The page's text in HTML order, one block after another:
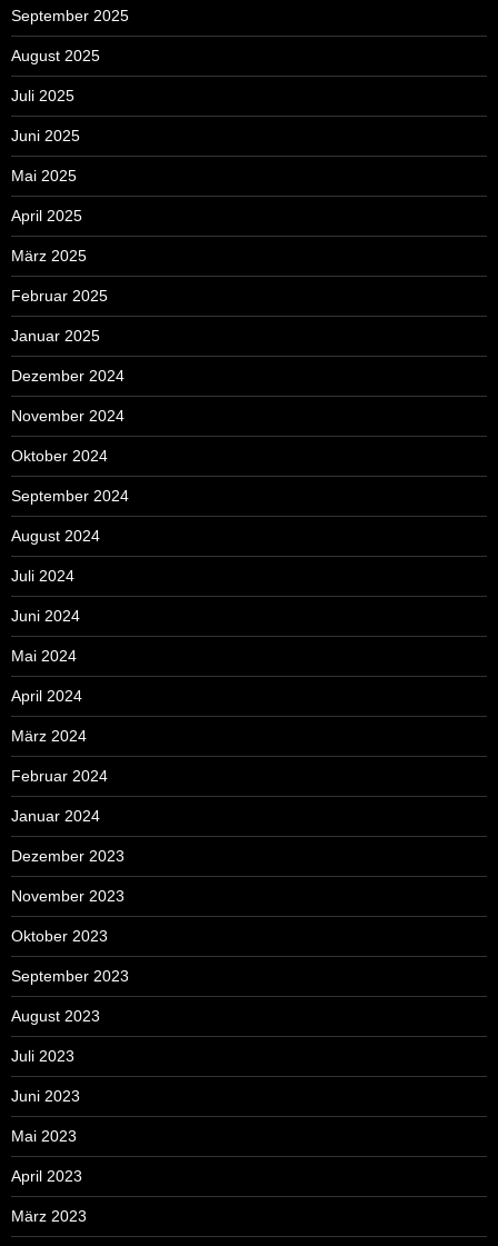
September 2025
August 2025
Juli 2025
Juni 2025
Mai 2025
April 2025
März 2025
Februar 2025
Januar 2025
Dezember 2024
November 2024
Oktober 2024
September 2024
August 2024
Juli 2024
Juni 2024
Mai 2024
April 2024
März 2024
Februar 2024
Januar 2024
Dezember 2023
November 2023
Oktober 2023
September 2023
August 2023
Juli 2023
Juni 2023
Mai 2023
April 2023
März 2023